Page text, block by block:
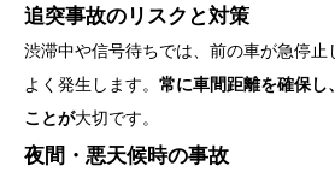
追突事故のリスクと対策
渋滞中や信号待ちでは、前の車が急停
よく発生します。 常に車間距離を確保し
ことが大切です。
夜間・悪天候時の事故